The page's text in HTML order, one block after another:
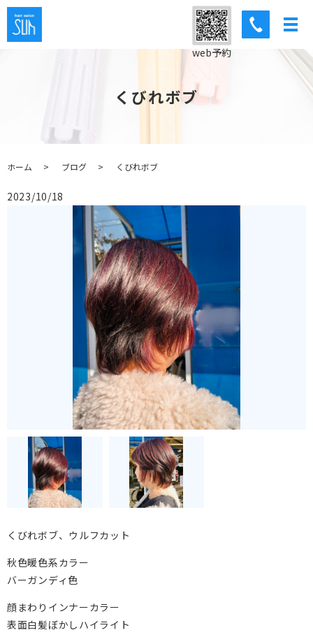
web予約
くびれボブ
ホーム ブログ くびれボブ
2023/10/18
くびれボブ、ウルフカット
秋色暖色系カラー
バーガンディ色
顔まわりインナーカラー
表面白髪ぼかしハイライト